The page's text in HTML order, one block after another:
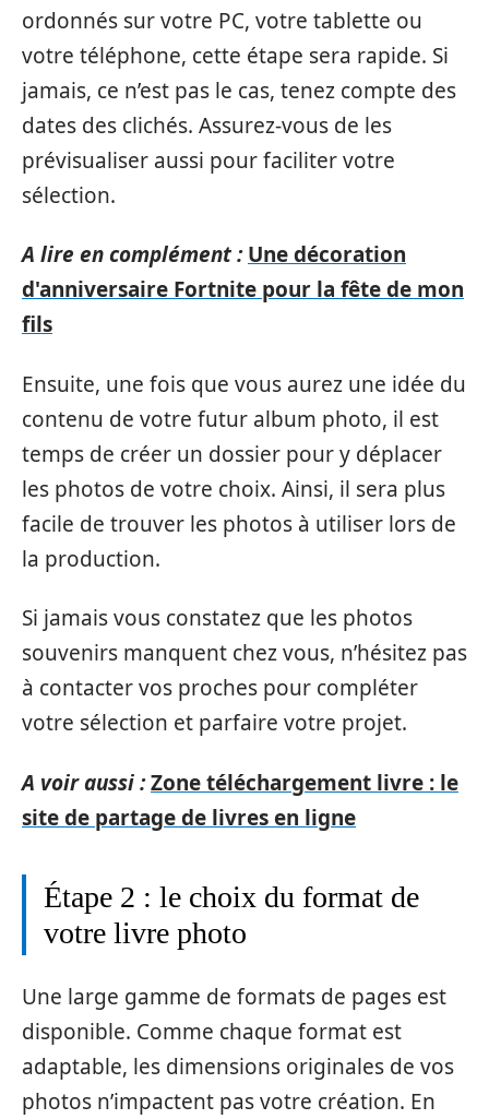
ordonnés sur votre PC, votre tablette ou
votre téléphone, cette étape sera rapide. Si
jamais, ce n’est pas le cas, tenez compte des
dates des clichés. Assurez-vous de les
prévisualiser aussi pour faciliter votre
sélection.
A lire en complément : Une décoration
d'anniversaire Fortnite pour la fête de mon
fils
Ensuite, une fois que vous aurez une idée du
contenu de votre futur album photo, il est
temps de créer un dossier pour y déplacer
les photos de votre choix. Ainsi, il sera plus
facile de trouver les photos à utiliser lors de
la production.
Si jamais vous constatez que les photos
souvenirs manquent chez vous, n’hésitez pas
à contacter vos proches pour compléter
votre sélection et parfaire votre projet.
A voir aussi :Zone téléchargement livre : le
site de partage de livres en ligne
Étape 2 : le choix du format de
votre livre photo
Une large gamme de formats de pages est
disponible. Comme chaque format est
adaptable, les dimensions originales de vos
photos n’impactent pas votre création. En